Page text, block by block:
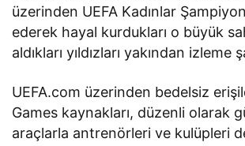
üzerinden UEFA Kadınlar
ederek hayal kurdukları o büyük
aldıkları yıldızları yakından izleme
UEFA.com üzerinden bedelsiz
Games kaynakları, düzenli olarak
araçlarla antrenörleri ve kulüpleri